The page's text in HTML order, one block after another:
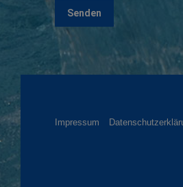
Impressum